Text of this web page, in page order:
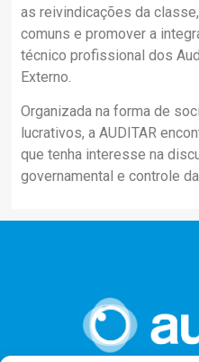
as reivindicações da
comuns e promover a
técnico profissional dos
Externo.
Organizada na forma de
lucrativos, a AUDITAR
que tenha interesse na
governamental e controle